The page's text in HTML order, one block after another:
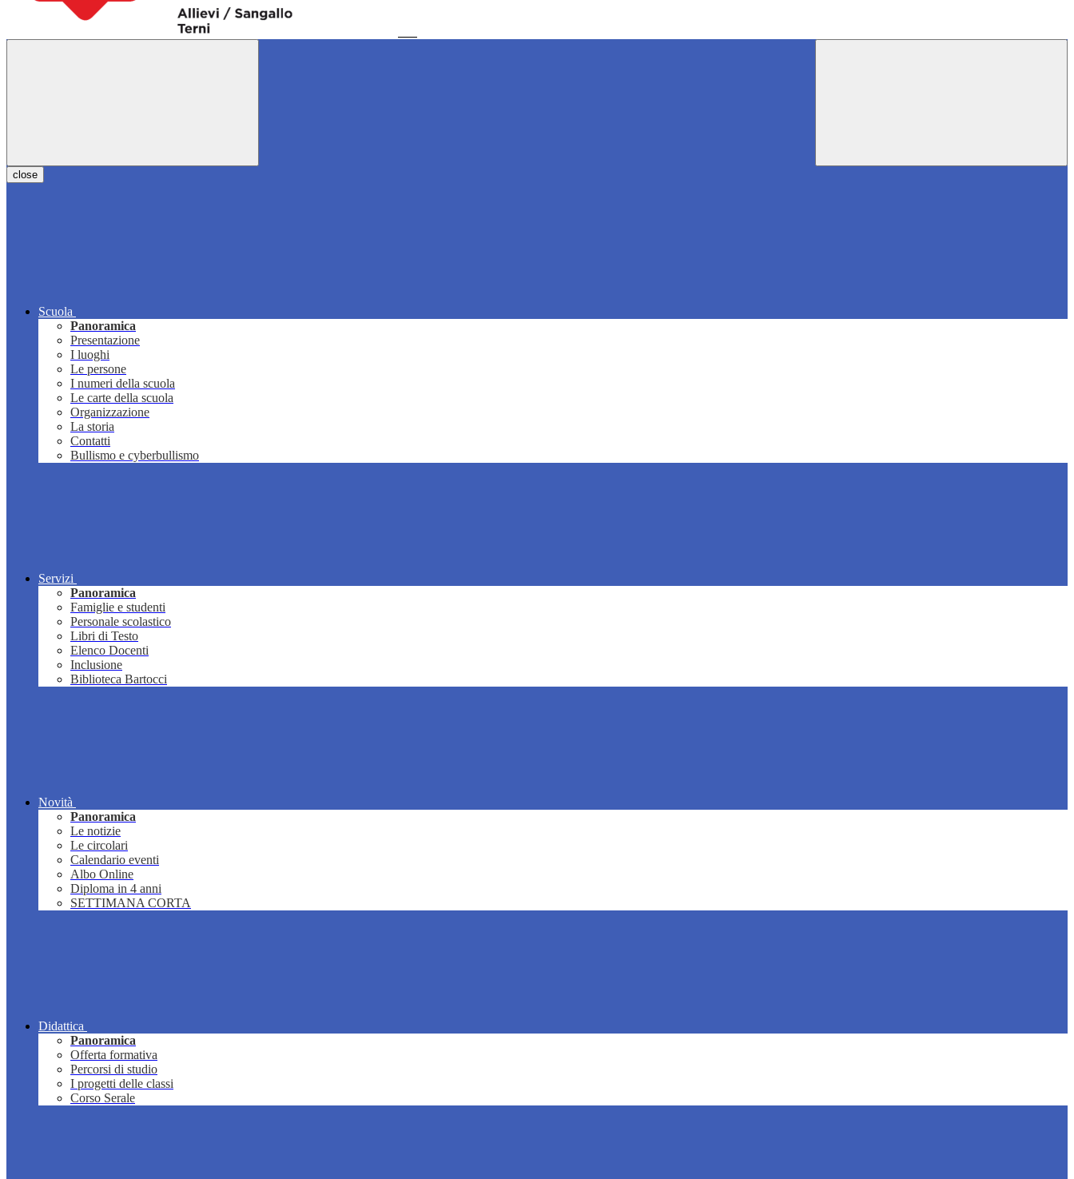
close
Scuola
Panoramica
Presentazione
I luoghi
Le persone
I numeri della scuola
Le carte della scuola
Organizzazione
La storia
Contatti
Bullismo e cyberbullismo
Servizi
Panoramica
Famiglie e studenti
Personale scolastico
Libri di Testo
Elenco Docenti
Inclusione
Biblioteca Bartocci
Novità
Panoramica
Le notizie
Le circolari
Calendario eventi
Albo Online
Diploma in 4 anni
SETTIMANA CORTA
Didattica
Panoramica
Offerta formativa
Percorsi di studio
I progetti delle classi
Corso Serale